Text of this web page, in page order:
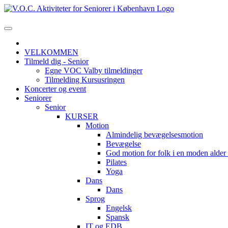
VELKOMMEN
Tilmeld dig - Senior
Egne VOC Valby tilmeldinger
Tilmelding Kursusringen
Koncerter og event
Seniorer
Senior
KURSER
Motion
Almindelig bevægelsesmotion
Bevægelse
God motion for folk i en moden
Pilates
Yoga
Dans
Dans
Sprog
Engelsk
Spansk
IT og EDB